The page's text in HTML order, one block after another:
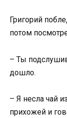
Григорий
потом
– Ты
дошло.
– Я несла чай
прихожей и